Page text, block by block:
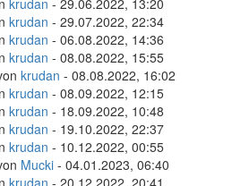
krudan - 29.06.2022, 13:20
krudan - 29.07.2022, 22:34
krudan - 06.08.2022, 14:36
krudan - 08.08.2022, 15:55
krudan - 08.08.2022, 16:02
krudan - 08.09.2022, 12:15
krudan - 18.09.2022, 10:48
krudan - 19.10.2022, 22:37
krudan - 10.12.2022, 00:55
Mucki - 04.01.2023, 06:40